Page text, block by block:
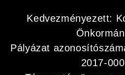
Kedvezményezett:
Pályázat
2017-